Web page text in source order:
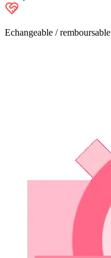
Echangeable / remboursable